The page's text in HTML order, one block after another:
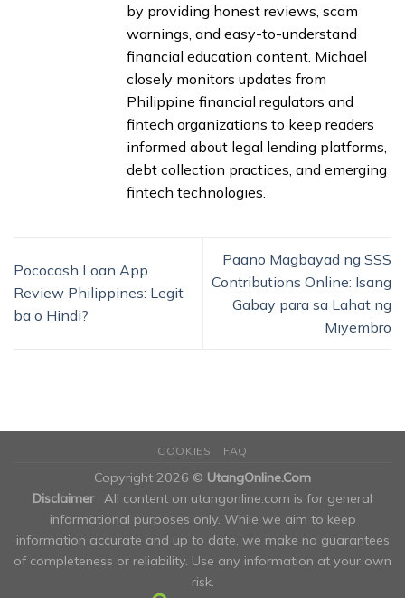
by providing honest reviews, scam
warnings, and easy-to-understand
financial education content. Michael
closely monitors updates from
Philippine financial regulators and
fintech organizations to keep readers
informed about legal lending platforms,
debt collection practices, and emerging
fintech technologies.
Pococash Loan App
Review Philippines: Legit
ba o Hindi?
Paano Magbayad ng SSS
Contributions Online: Isang
Gabay para sa Lahat ng
Miyembro
COOKIES FAQ
Copyright 2026 © UtangOnline.Com
Disclaimer : All content on utangonline.com is for general
informational purposes only. While we aim to keep
information accurate and up to date, we make no guarantees
of completeness or reliability. Use any information at your own
risk.